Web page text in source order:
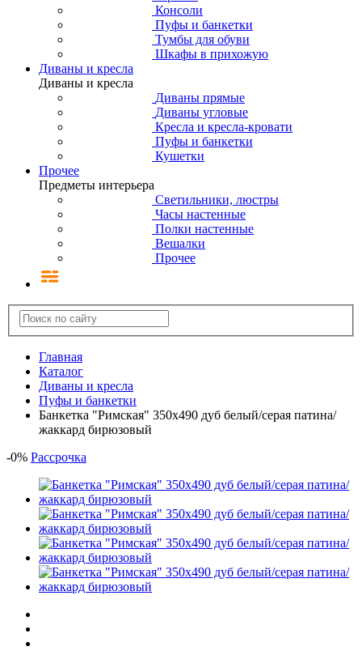
Консоли
Пуфы и банкетки
Тумбы для обуви
Шкафы в прихожую
Диваны и кресла
Диваны и кресла
Диваны прямые
Диваны угловые
Кресла и кресла-кровати
Пуфы и банкетки
Кушетки
Прочее
Предметы интерьера
Светильники, люстры
Часы настенные
Полки настенные
Вешалки
Прочее
Главная
Каталог
Диваны и кресла
Пуфы и банкетки
Банкетка "Римская" 350х490 дуб белый/серая патина/
жаккард бирюзовый
-0% Рассрочка